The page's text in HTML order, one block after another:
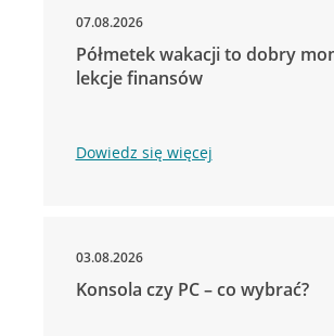
07.08.2026
Półmetek wakacji to dobry
lekcje finansów
Dowiedz się więcej
03.08.2026
Konsola czy PC – co wybrać?